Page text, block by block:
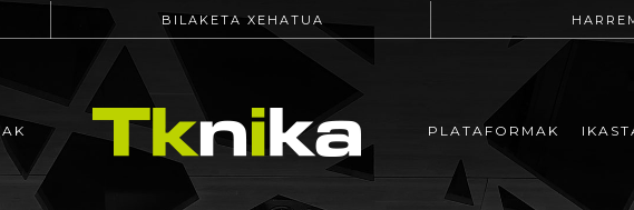
BILAKETA XEHATUA
PLATAFORMAK